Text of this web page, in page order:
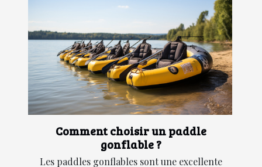
Comment choisir un paddle
gonflable ?
Les paddles gonflables sont une excellente